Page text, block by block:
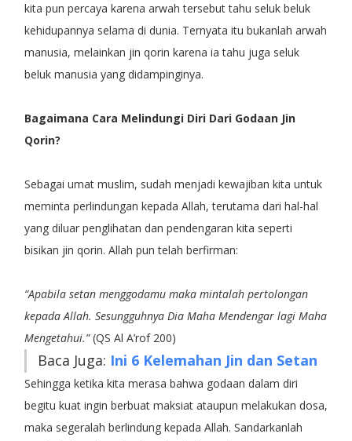
kita pun percaya karena arwah tersebut tahu seluk beluk
kehidupannya selama di dunia. Ternyata itu bukanlah arwah
manusia, melainkan jin qorin karena ia tahu juga seluk
beluk manusia yang didampinginya.
Bagaimana Cara Melindungi Diri Dari Godaan Jin
Qorin?
Sebagai umat muslim, sudah menjadi kewajiban kita untuk
meminta perlindungan kepada Allah, terutama dari hal-hal
yang diluar penglihatan dan pendengaran kita seperti
bisikan jin qorin. Allah pun telah berfirman:
“Apabila setan menggodamu maka mintalah pertolongan
kepada Allah. Sesungguhnya Dia Maha Mendengar lagi Maha
Mengetahui.”(QS Al A’rof 200)
Baca Juga: Ini 6 Kelemahan Jin dan Setan
Sehingga ketika kita merasa bahwa godaan dalam diri
begitu kuat ingin berbuat maksiat ataupun melakukan dosa,
maka segeralah berlindung kepada Allah. Sandarkanlah